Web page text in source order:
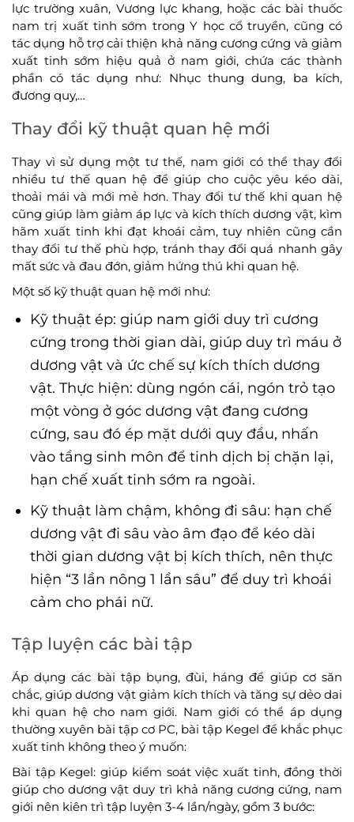
lực trường xuân, Vương lực khang, hoặc các bài thuốc
nam trị xuất tinh sớm trong Y học cổ truyền, cũng có
tác dụng hỗ trợ cải thiện khả năng cương cứng và giảm
xuất tinh sớm hiệu quả ở nam giới, chứa các thành
phần có tác dụng như: Nhục thung dung, ba kích,
đương quy,…
Thay đổi kỹ thuật quan hệ mới
Thay vì sử dụng một tư thế, nam giới có thể thay đổi
nhiều tư thế quan hệ để giúp cho cuộc yêu kéo dài,
thoải mái và mới mẻ hơn. Thay đổi tư thế khi quan hệ
cũng giúp làm giảm áp lực và kích thích dương vật, kìm
hãm xuất tinh khi đạt khoái cảm, tuy nhiên cũng cần
thay đổi tư thế phù hợp, tránh thay đổi quá nhanh gây
mất sức và đau đớn, giảm hứng thú khi quan hệ.
Một số kỹ thuật quan hệ mới như:
Kỹ thuật ép: giúp nam giới duy trì cương
cứng trong thời gian dài, giúp duy trì máu ở
dương vật và ức chế sự kích thích dương
vật. Thực hiện: dùng ngón cái, ngón trỏ tạo
một vòng ở góc dương vật đang cương
cứng, sau đó ép mặt dưới quy đầu, nhấn
vào tầng sinh môn để tinh dịch bị chặn lại,
hạn chế xuất tinh sớm ra ngoài.
Kỹ thuật làm chậm, không đi sâu: hạn chế
dương vật đi sâu vào âm đạo để kéo dài
thời gian dương vật bị kích thích, nên thực
hiện “3 lần nông 1 lần sâu” để duy trì khoái
cảm cho phái nữ.
Tập luyện các bài tập
Áp dụng các bài tập bụng, đùi, háng để giúp cơ săn
chắc, giúp dương vật giảm kích thích và tăng sự dẻo dai
khi quan hệ cho nam giới. Nam giới có thể áp dụng
thường xuyên bài tập cơ PC, bài tập Kegel để khắc phục
xuất tinh không theo ý muốn:
Bài tập Kegel: giúp kiểm soát việc xuất tinh, đồng thời
giúp cho dương vật duy trì khả năng cương cứng, nam
giới nên kiên trì tập luyện 3-4 lần/ngày, gồm 3 bước: